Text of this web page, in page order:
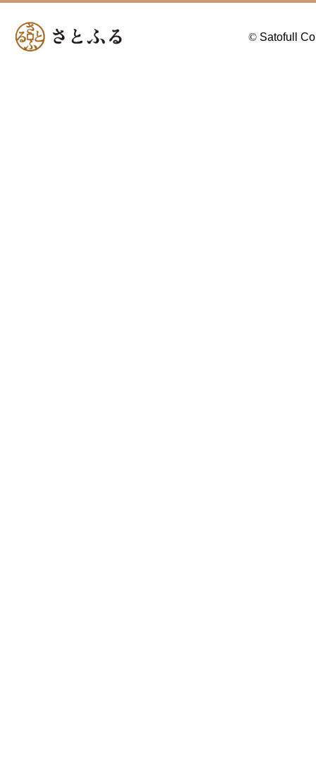
© Satofull